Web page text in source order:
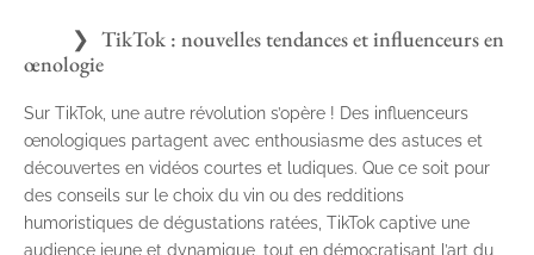
TikTok : nouvelles tendances et influenceurs en
œnologie
Sur TikTok, une autre révolution s’opère ! Des influenceurs
œnologiques partagent avec enthousiasme des astuces et
découvertes en vidéos courtes et ludiques. Que ce soit pour
des conseils sur le choix du vin ou des redditions
humoristiques de dégustations ratées, TikTok captive une
audience jeune et dynamique, tout en démocratisant l’art du